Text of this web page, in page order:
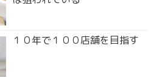
１０年で１００店舗を目指す